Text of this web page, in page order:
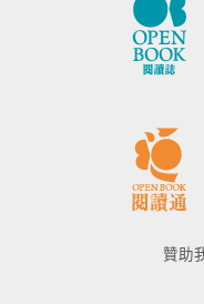
贊助